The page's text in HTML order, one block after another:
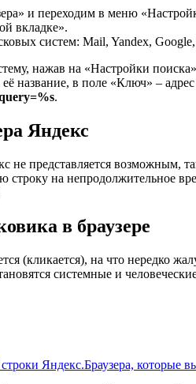
и переходим в меню
вкладке».
систем: Mail, Yandex,
нажав на «Настройки
название, в поле «Ключ» –
.
Яндекс
не представляется возможным,
на непродолжительное
в браузере
(кликается), на что нередко
системные и
Яндекс.Браузера, которые